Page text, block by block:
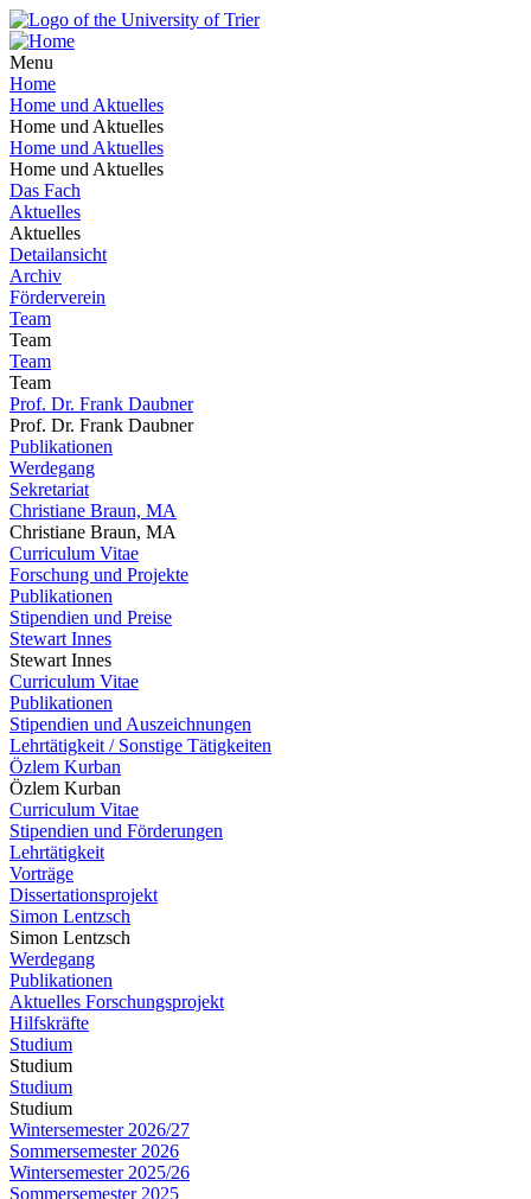
Menu
Home
Home und Aktuelles
Home und Aktuelles
Home und Aktuelles
Home und Aktuelles
Das Fach
Aktuelles
Aktuelles
Detailansicht
Archiv
Förderverein
Team
Team
Team
Team
Prof. Dr. Frank Daubner
Prof. Dr. Frank Daubner
Publikationen
Werdegang
Sekretariat
Christiane Braun, MA
Christiane Braun, MA
Curriculum Vitae
Forschung und Projekte
Publikationen
Stipendien und Preise
Stewart Innes
Stewart Innes
Curriculum Vitae
Publikationen
Stipendien und Auszeichnungen
Lehrtätigkeit / Sonstige Tätigkeiten
Özlem Kurban
Özlem Kurban
Curriculum Vitae
Stipendien und Förderungen
Lehrtätigkeit
Vorträge
Dissertationsprojekt
Simon Lentzsch
Simon Lentzsch
Werdegang
Publikationen
Aktuelles Forschungsprojekt
Hilfskräfte
Studium
Studium
Studium
Studium
Wintersemester 2026/27
Sommersemester 2026
Wintersemester 2025/26
Sommersemester 2025